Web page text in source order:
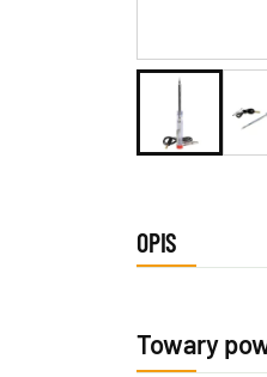
OPIS
Towary